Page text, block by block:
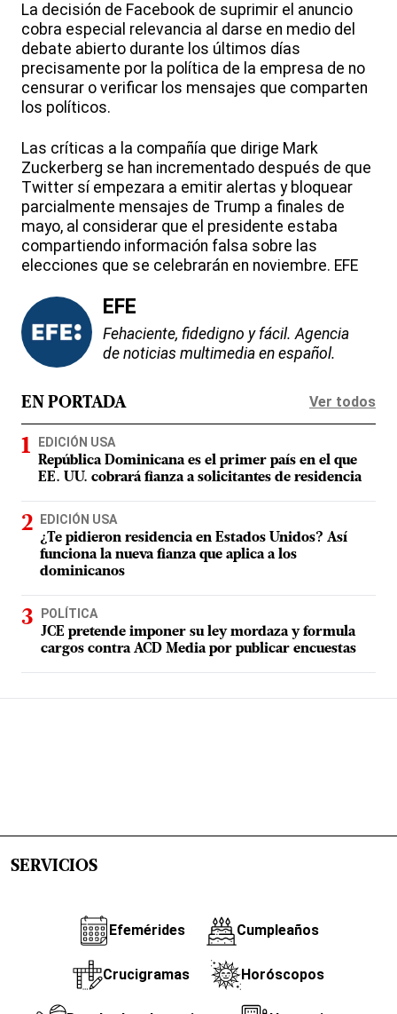
La decisión de Facebook de suprimir el anuncio
cobra especial relevancia al darse en medio del
debate abierto durante los últimos días
precisamente por la política de la empresa de no
censurar o verificar los mensajes que comparten
los políticos.
Las críticas a la compañía que dirige Mark
Zuckerberg se han incrementado después de que
Twitter sí empezara a emitir alertas y bloquear
parcialmente mensajes de Trump a finales de
mayo, al considerar que el presidente estaba
compartiendo información falsa sobre las
elecciones que se celebrarán en noviembre. EFE
EFE
Fehaciente, fidedigno y fácil. Agencia
de noticias multimedia en español.
EN PORTADA Ver todos
EDICIÓN USA
República Dominicana es el primer país en el que
EE. UU. cobrará fianza a solicitantes de residencia
EDICIÓN USA
¿Te pidieron residencia en Estados Unidos? Así
funciona la nueva fianza que aplica a los
dominicanos
POLÍTICA
JCE pretende imponer su ley mordaza y formula
cargos contra ACD Media por publicar encuestas
SERVICIOS
Efemérides Cumpleaños
Crucigramas Horóscopos